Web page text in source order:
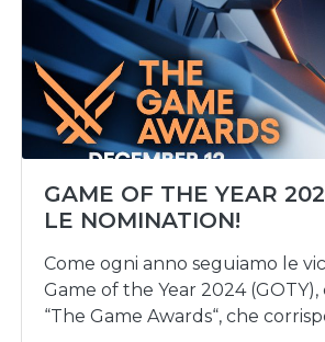
GAME OF THE YEAR
LE NOMINATION!
Come ogni anno seguiamo le
Game of the Year 2024
“The Game Awards“, che